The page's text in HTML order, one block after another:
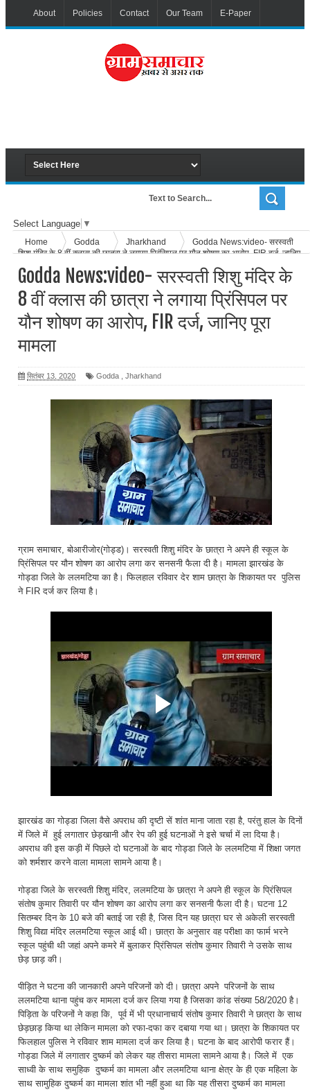
About Policies Contact Our Team E-Paper
Select Language ▼
Home Godda Jharkhand
Godda News:video- सरस्वती
शिशु मंदिर के 8 वीं क्लास की छात्रा ने लगाया प्रिंसिपल पर यौन शोषण का आरोप, FIR दर्ज, जानिए
Godda News:video- सरस्वती शिशु मंदिर के
8 वीं क्लास की छात्रा ने लगाया प्रिंसिपल पर
यौन शोषण का आरोप, FIR दर्ज, जानिए पूरा
मामला
सितंबर 13, 2020 Godda Jharkhand
ग्राम समाचार, बोआरीजोर(गोड्ड)। सरस्वती शिशु मंदिर के छात्रा ने अपने ही स्कूल के
प्रिंसिपल पर यौन शोषण का आरोप लगा कर सनसनी फैला दी है। मामला झारखंड के
गोड्डा जिले के ललमटिया का है। फिलहाल रविवार देर शाम छात्रा के शिकायत पर पुलिस
ने FIR दर्ज कर लिया है।
झारखंड का गोड्डा जिला वैसे अपराध की दृष्टी सें शांत माना जाता रहा है, परंतु हाल के दिनों
में जिले में हुई लगातार छेड़खानी और रेप की हुई घटनाओं ने इसे चर्चा में ला दिया है।
अपराध की इस कड़ी में पिछले दो घटनाओं के बाद गोड्डा जिले के ललमटिया में शिक्षा जगत
को शर्मशार करने वाला मामला सामने आया है।
गोड्डा जिले के सरस्वती शिशु मंदिर, ललमटिया के छात्रा ने अपने ही स्कूल के प्रिंसिपल
संतोष कुमार तिवारी पर यौन शोषण का आरोप लगा कर सनसनी फैला दी है। घटना 12
सितम्बर दिन के 10 बजे की बताई जा रही है, जिस दिन यह छात्रा घर से अकेली सरस्वती
शिशु विद्या मंदिर ललमटिया स्कूल आई थी। छात्रा के अनुसार वह परीक्षा का फार्म भरने
स्कूल पहुंची थी जहां अपने कमरे में बुलाकर प्रिंसिपल संतोष कुमार तिवारी ने उसके साथ
छेड़ छाड़ की।
पीड़ित ने घटना की जानकारी अपने परिजनों को दी। छात्रा अपने परिजनों के साथ
ललमटिया थाना पहुंच कर मामला दर्ज कर लिया गया है जिसका कांड संख्या 58/2020 है।
पिड़िता के परिजनों ने कहा कि, पूर्व में भी प्रधानाचार्य संतोष कुमार तिवारी ने छात्रा के साथ
छेड़छाड़ किया था लेकिन मामला को रफा-दफा कर दबाया गया था। छात्रा के शिकायत पर
फिलहाल पुलिस ने रविवार शाम मामला दर्ज कर लिया है। घटना के बाद आरोपी फरार हैं।
गोड्डा जिले में लगातार दुष्कर्म को लेकर यह तीसरा मामला सामने आया है। जिले में एक
साध्वी के साथ समुहिक दुष्कर्म का मामला और ललमटिया थाना क्षेत्र के ही एक महिला के
साथ सामुहिक दुष्कर्म का मामला शांत भी नहीं हुआ था कि यह तीसरा दुष्कर्म का मामला